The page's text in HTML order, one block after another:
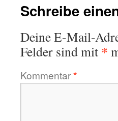
Schreibe
Deine E-Mail-
Felder sind mit *
Kommentar*